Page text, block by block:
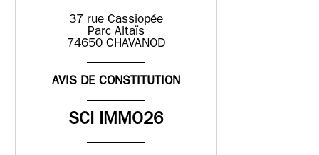
37 rue Cassiopée
Parc Altaïs
74650 CHAVANOD
AVIS DE CONSTITUTION
SCI IMMO26